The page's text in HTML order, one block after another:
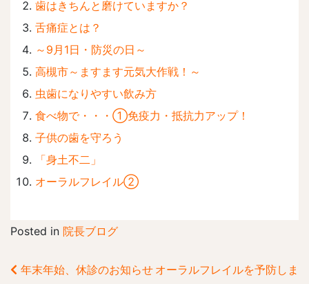
歯はきちんと磨けていますか？
舌痛症とは？
～9月1日・防災の日～
高槻市～ますます元気大作戦！～
虫歯になりやすい飲み方
食べ物で・・・①免疫力・抵抗力アップ！
子供の歯を守ろう
「身土不二」
オーラルフレイル②
Posted in 院長ブログ
年末年始、休診のお知らせ オーラルフレイルを予防しま